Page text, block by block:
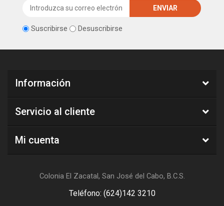
Suscribirse Desuscribirse
Información
Servicio al cliente
Mi cuenta
Colonia El Zacatal, San José del Cabo, B.C.S.
Teléfono: (624)142 3210